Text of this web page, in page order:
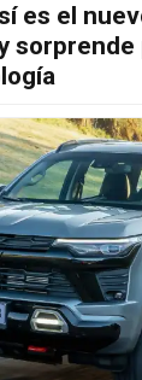
es el
sorprende